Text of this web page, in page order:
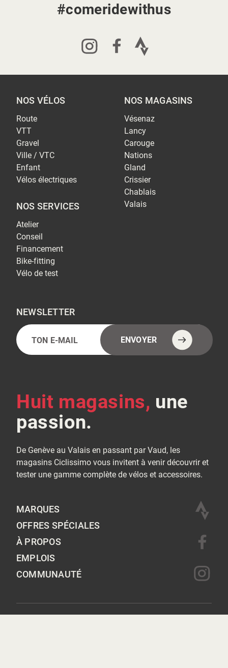
#comeridewithus
NOS VÉLOS
Route
VTT
Gravel
Ville / VTC
Enfant
Vélos électriques
NOS SERVICES
Atelier
Conseil
Financement
Bike-fitting
Vélo de test
NOS MAGASINS
Vésenaz
Lancy
Carouge
Nations
Gland
Crissier
Chablais
Valais
NEWSLETTER
E-
mail
(Nécessaire)
ENVOYER
Alternative:
Huit magasins, une
passion.
De Genève au Valais en passant par Vaud, les
magasins Ciclissimo vous invitent à venir découvrir et
tester une gamme complète de vélos et accessoires.
MARQUES
OFFRES SPÉCIALES
À PROPOS
EMPLOIS
COMMUNAUTÉ